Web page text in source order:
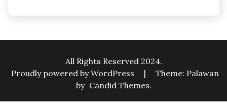
All Rights Reserved 2024.
Proudly powered by WordPress
|
Theme: Palawan
by Candid Themes.